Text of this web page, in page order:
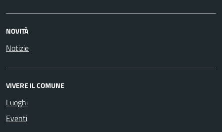
NOVITÀ
Notizie
VIVERE IL COMUNE
Luoghi
Eventi